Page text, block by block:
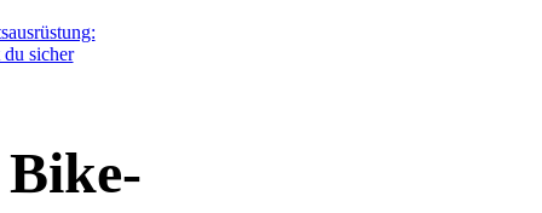
sicher
Bike-